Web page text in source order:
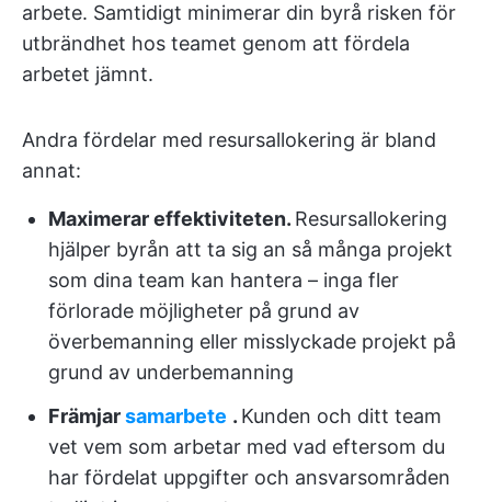
arbete. Samtidigt minimerar din byrå risken för
utbrändhet hos teamet genom att fördela
arbetet jämnt.
Andra fördelar med resursallokering är bland
annat:
Maximerar effektiviteten. Resursallokering
hjälper byrån att ta sig an så många projekt
som dina team kan hantera – inga fler
förlorade möjligheter på grund av
överbemanning eller misslyckade projekt på
grund av underbemanning
Främjarsamarbete . Kunden och ditt team
vet vem som arbetar med vad eftersom du
har fördelat uppgifter och ansvarsområden